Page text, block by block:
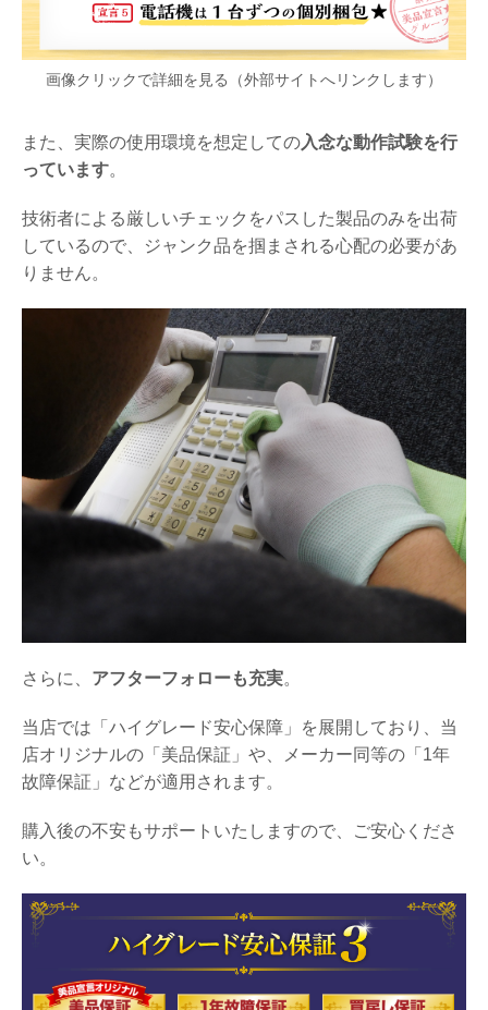
画像クリックで詳細を見る（外部サイトへリンクします）
また、実際の使用環境を想定しての入念な動作試験を行
っています。
技術者による厳しいチェックをパスした製品のみを出荷
しているので、ジャンク品を掴まされる心配の必要があ
りません。
さらに、 アフターフォローも充実。
当店では「ハイグレード安心保障」を展開しており、当
店オリジナルの「美品保証」や、メーカー同等の「1年
故障保証」などが適用されます。
購入後の不安もサポートいたしますので、ご安心くださ
い。